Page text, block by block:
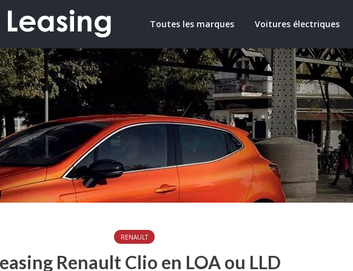
Toutes les marques Voitures électriques
RENAULT
Renault Clio en LOA ou LLD